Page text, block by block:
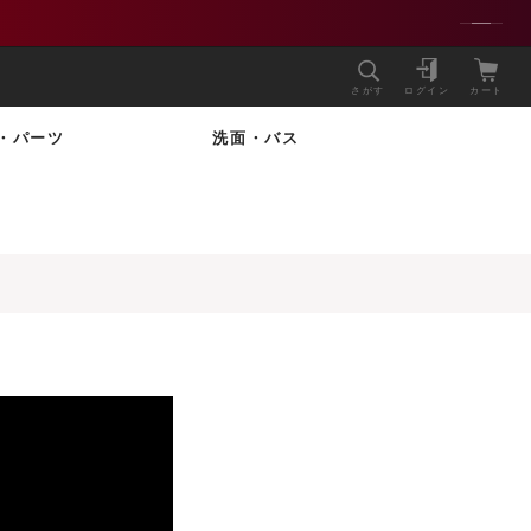
さがす ログイン カート
パーツ 洗面・バス